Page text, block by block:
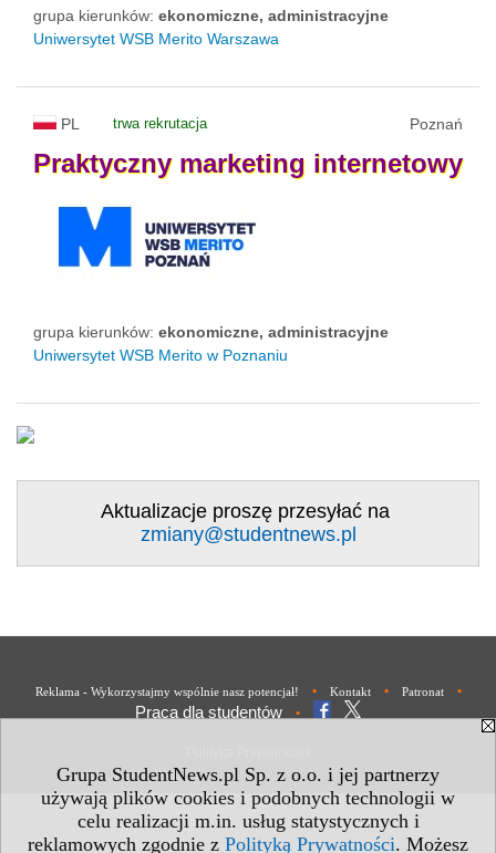
Grupa StudentNews.pl Sp. z o.o. i jej partnerzy
używają plików cookies i podobnych technologii w
celu realizacji m.in. usług statystycznych i
reklamowych zgodnie z Polityką Prywatności. Możesz
grupa kierunków: ekonomiczne, administracyjne
Uniwersytet WSB Merito Warszawa
PL trwa rekrutacja Poznań
Praktyczny marketing internetowy
grupa kierunków: ekonomiczne, administracyjne
Uniwersytet WSB Merito w Poznaniu
Aktualizacje proszę przesyłać na
zmiany@studentnews.pl
Reklama - Wykorzystajmy wspólnie nasz potencjał! • Kontakt • Patronat •
Praca dla studentów •